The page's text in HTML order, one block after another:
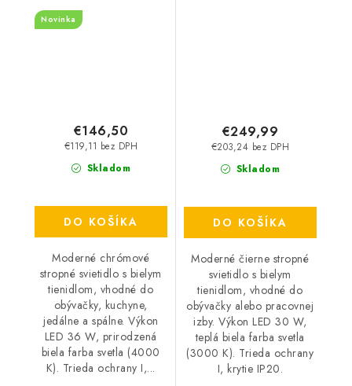
Novinka
Skladom
€119,11 bez DPH
€146,50
DO KOŠÍKA
Moderné chrómové
stropné svietidlo s bielym
tienidlom, vhodné do
obývačky, kuchyne,
jedálne a spálne. Výkon
LED 36 W, prirodzená
biela farba svetla (4000
K). Trieda ochrany I,...
Skladom
€203,24 bez DPH
€249,99
DO KOŠÍKA
Moderné čierne stropné
svietidlo s bielym
tienidlom, vhodné do
obývačky alebo pracovnej
izby. Výkon LED 30 W,
teplá biela farba svetla
(3000 K). Trieda ochrany
I, krytie IP20.